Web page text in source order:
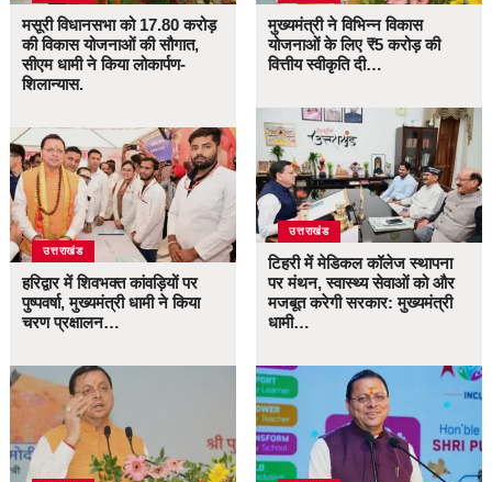
मसूरी विधानसभा को 17.80 करोड़
की विकास योजनाओं की सौगात,
सीएम धामी ने किया लोकार्पण-
शिलान्यास.
उत्तराखंड
हरिद्वार में शिवभक्त कांवड़ियों पर
पुष्पवर्षा, मुख्यमंत्री धामी ने किया
चरण प्रक्षालन…
मुख्यमंत्री ने विभिन्न विकास
योजनाओं के लिए ₹5 करोड़ की
वित्तीय स्वीकृति दी…
उत्तराखंड
टिहरी में मेडिकल कॉलेज स्थापना
पर मंथन, स्वास्थ्य सेवाओं को और
मजबूत करेगी सरकार: मुख्यमंत्री
धामी…